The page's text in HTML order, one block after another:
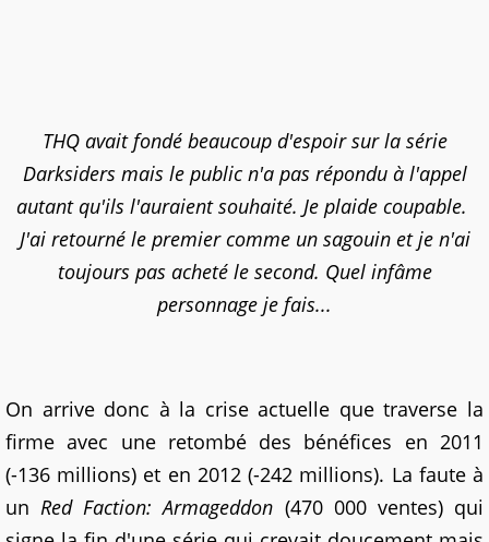
THQ avait fondé beaucoup d'espoir sur la série
Darksiders mais le public n'a pas répondu à l'appel
autant qu'ils l'auraient souhaité. Je plaide coupable.
J'ai retourné le premier comme un sagouin et je n'ai
toujours pas acheté le second. Quel infâme
personnage je fais...
On arrive donc à la crise actuelle que traverse la
firme avec une retombé des bénéfices en 2011
(-136 millions) et en 2012 (-242 millions). La faute à
unRed Faction: Armageddon (470 000 ventes) qui